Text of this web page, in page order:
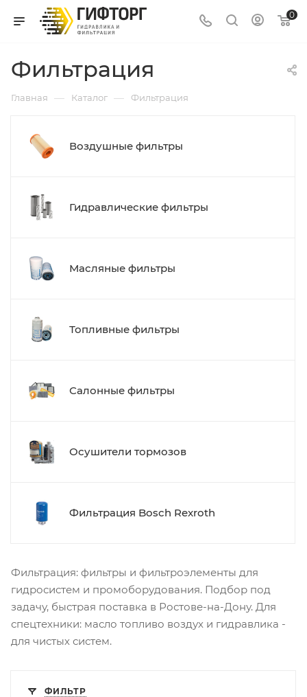
0
Фильтрация
Главная — Каталог — Фильтрация
Воздушные фильтры
Гидравлические фильтры
Масляные фильтры
Топливные фильтры
Салонные фильтры
Осушители тормозов
Фильтрация Bosch Rexroth
Фильтрация: фильтры и фильтроэлементы для
гидросистем и промоборудования. Подбор под
задачу, быстрая поставка в Ростове-на-Дону. Для
спецтехники: масло топливо воздух и гидравлика -
для чистых систем.
ФИЛЬТР